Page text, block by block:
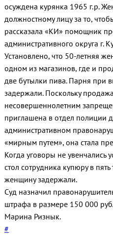
осуждена курянка 1965 г.р.
должностному лицу за то,
рассказала «КИ» помощник
административного округа г.
Установлено, что 50-летняя
одном из магазинов, где и
две бутылки пива. Парня при
задержали. Поскольку
несовершеннолетним
приглашена в отдел полиции
административном
«мирным путем», она стала
Когда уговоры не увенчались
стол сотрудника купюру в
женщину задержали.
Суд назначил
штрафа в размере 150 000
Марина Ризнык.
#